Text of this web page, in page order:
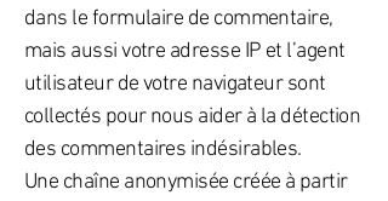
dans le formulaire de commentaire,
mais aussi votre adresse IP et l’agent
utilisateur de votre navigateur sont
collectés pour nous aider à la détection
des commentaires indésirables.
Une chaîne anonymisée créée à partir